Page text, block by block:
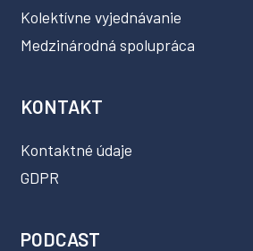
Kolektívne vyjednávanie
Medzinárodná spolupráca
KONTAKT
Kontaktné údaje
GDPR
PODCAST